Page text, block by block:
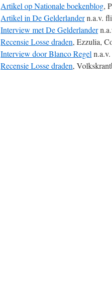
Artikel op Nationale boekenblog,
Artikel in De Gelderlandern.a.v.
Interview met De Gelderlander
Recensie Losse draden, Ezzulia,
Interview door Blanco Regel
Recensie Losse draden,